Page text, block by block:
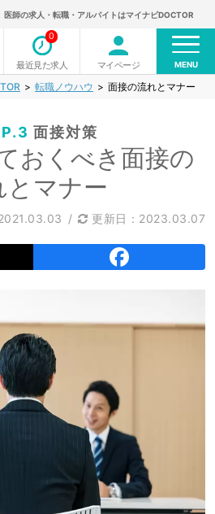
医師の求人・転職・アルバイトはマイナビDOCTOR
最近見た求人
0
マイページ MENU
転職ノウハウ 面接の流れとマナー
面接対策
おくべき面接の
とマナー
/ 更新日：2023.03.07